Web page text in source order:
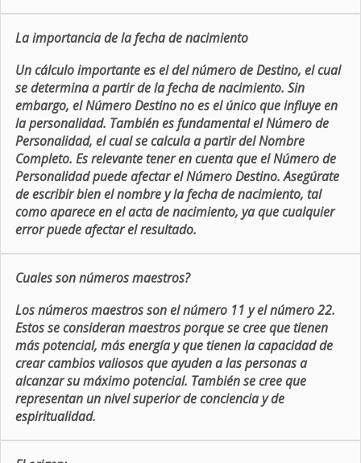
La importancia de la fecha de nacimiento
Un cálculo importante es el del número de Destino, el cual
se determina a partir de la fecha de nacimiento. Sin
embargo, el Número Destino no es el único que influye en
la personalidad. También es fundamental el Número de
Personalidad, el cual se calcula a partir del Nombre
Completo. Es relevante tener en cuenta que el Número de
Personalidad puede afectar el Número Destino. Asegúrate
de escribir bien el nombre y la fecha de nacimiento, tal
como aparece en el acta de nacimiento, ya que cualquier
error puede afectar el resultado.
Cuales son números maestros?
Los números maestros son el número 11 y el número 22.
Estos se consideran maestros porque se cree que tienen
más potencial, más energía y que tienen la capacidad de
crear cambios valiosos que ayuden a las personas a
alcanzar su máximo potencial. También se cree que
representan un nivel superior de conciencia y de
espiritualidad.